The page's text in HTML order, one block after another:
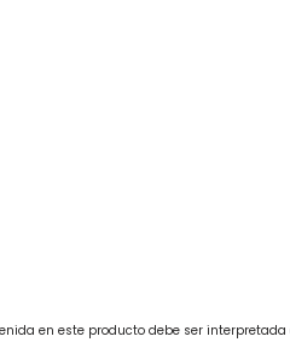
en este producto debe ser